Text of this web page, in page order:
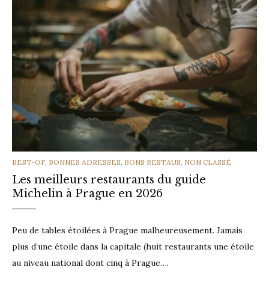
CATEGORIES
BEST-OF, BONNES ADRESSES, BONS RESTAUS, NON CLASSÉ
Les meilleurs restaurants du guide
Michelin à Prague en 2026
Peu de tables étoilées à Prague malheureusement. Jamais
plus d’une étoile dans la capitale (huit restaurants une étoile
au niveau national dont cinq à Prague….